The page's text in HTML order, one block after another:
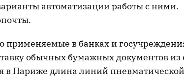
автоматизации работы с ними.
в банках и
обычных бумажных документов из
в Париже длина линий пневматической